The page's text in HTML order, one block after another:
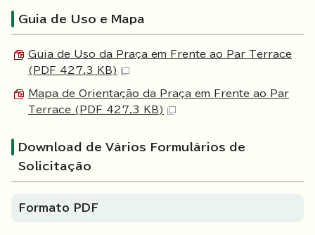
Guia de Uso e Mapa
Guia de Uso da Praça em Frente ao Par Terrace
(PDF 427.3 KB)
Mapa de Orientação da Praça em Frente ao Par
Terrace (PDF 427.3 KB)
Download de Vários Formulários de
Solicitação
Formato PDF